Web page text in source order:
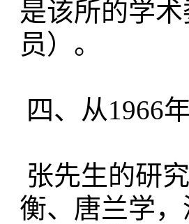
是该所的学
员）。
四、从1966
张先生的研
衡、唐兰学